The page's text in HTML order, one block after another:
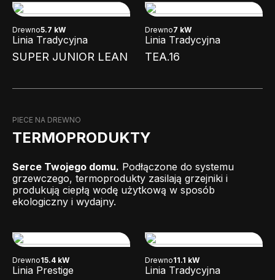
Drewno5.7 kW
Linia Tradycyjna
SUPER JUNIOR LEAN
Drewno7 kW
Linia Tradycyjna
TEA.16
PIECE NA DREWNO
TERMOPRODUKTY
Serce Twojego domu. Podłączone do systemu
grzewczego, termoprodukty zasilają grzejniki i
produkują ciepłą wodę użytkową w sposób
ekologiczny i wydajny.
Drewno15.4 kW
Linia Prestige
Drewno11.1 kW
Linia Tradycyjna